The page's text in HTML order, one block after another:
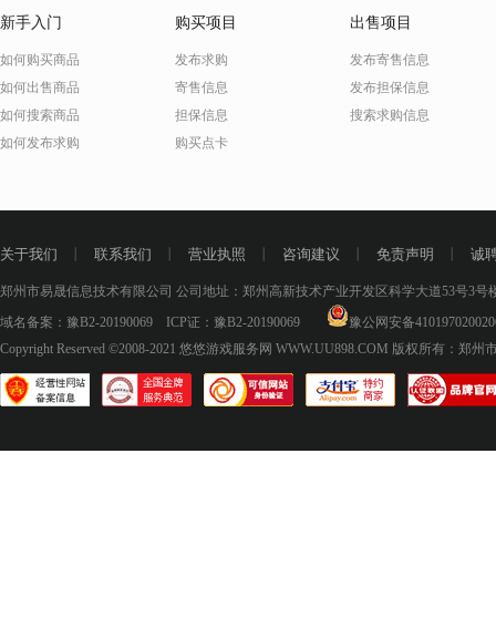
新手入门
如何购买商品
如何出售商品
如何搜索商品
如何发布求购
购买项目
发布求购
寄售信息
担保信息
购买点卡
出售项目
发布寄售信息
发布担保信息
搜索求购信息
关于我们 联系我们 营业执照 咨询建议 免责声明 诚
郑州市易晟信息技术有限公司 公司地址：郑州高新技术产业开发区科学大道53号3号
域名备案： 豫B2-20190069 ICP证： 豫B2-20190069
豫公网安备
Copyright Reserved ©2008-2021 悠悠游戏服务网 WWW.UU898.COM 版权所有：郑州